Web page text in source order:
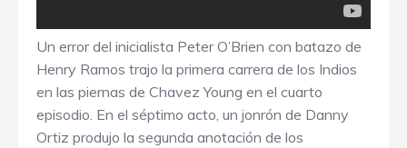
Un error del inicialista Peter O’Brien con batazo de
Henry Ramos trajo la primera carrera de los Indios
en las piernas de Chavez Young en el cuarto
episodio. En el séptimo acto, un jonrón de Danny
Ortiz produjo la segunda anotación de los